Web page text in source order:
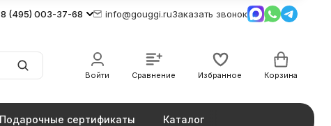
8 (495) 003-37-68 info@gouggi.ruЗаказать звонок
Войти Сравнение Избранное Корзина
Подарочные сертификаты Каталог